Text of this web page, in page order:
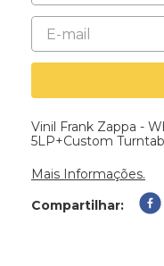
Vinil Frank Zappa -
5LP+Custom
Mais Informações.
Compartilhar